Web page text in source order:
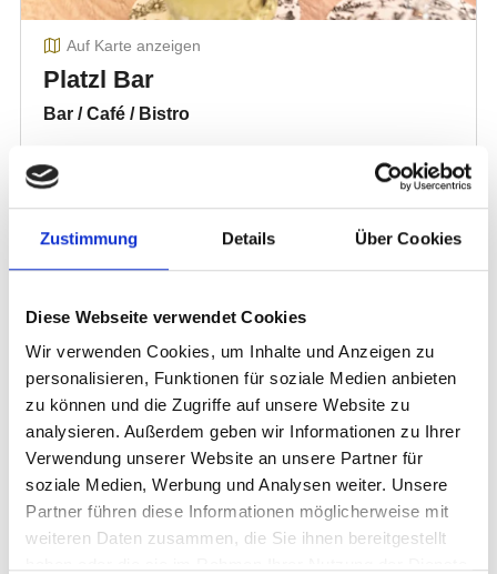
Zustimmung Details Über Cookies
Diese Webseite verwendet Cookies
Wir verwenden Cookies, um Inhalte und Anzeigen zu
personalisieren, Funktionen für soziale Medien anbieten
zu können und die Zugriffe auf unsere Website zu
analysieren. Außerdem geben wir Informationen zu Ihrer
Verwendung unserer Website an unsere Partner für
soziale Medien, Werbung und Analysen weiter. Unsere
Partner führen diese Informationen möglicherweise mit
weiteren Daten zusammen, die Sie ihnen bereitgestellt